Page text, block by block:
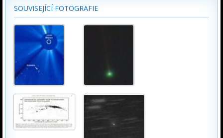
SOUVISEJÍCÍ FOTOGRAFIE